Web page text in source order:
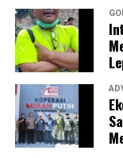
(BAP) lisan serta
bermeterai untuk
Sebagai langkah
pegawai yang
resmi ke instansi
(OPD) asal
pembinaan